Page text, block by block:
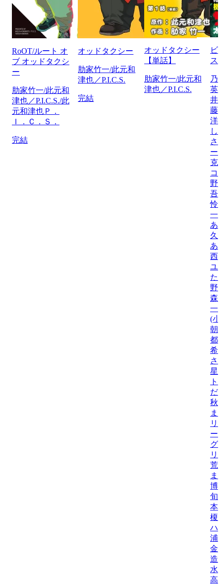
RoOT/ルート オ
ブ オッドタクシ
ー
肋家竹一/此元和
津也／P.I.C.S./此
元和津也Ｐ．
Ｉ．Ｃ．Ｓ．
完結
オッドタクシー
肋家竹一/此元和
津也／P.I.C.S.
完結
オッドタクシー
【単話】
肋家竹一/此元和
津也／P.I.C.S.
ビ
ス
乃
英
井
藤
洋/
し
さ
ー
克
コ
野
吾/
怜/
一
あ
久
あ
西
ユ
た
野
森
一/
(
朝
都
希/
さ
星
ト
だ
秋
ま
リ
ー
グ
リ
荒
ま
博/
旬
本
榎
ハ
浦
金
造/
水
高